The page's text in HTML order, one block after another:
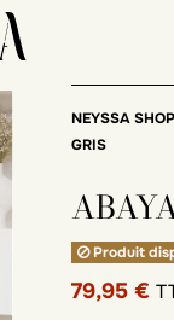
NEYSSA SHOP
GRIS
Produit
79,95 €